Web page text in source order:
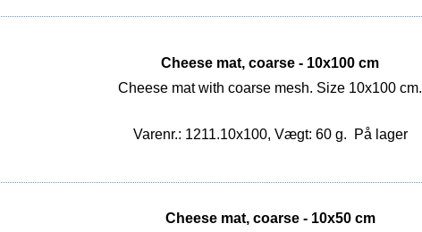
Cheese mat, coarse - 10x100 cm
Cheese mat with coarse mesh. Size 10x100 cm.
Varenr.: 1211.10x100, Vægt: 60 g. På lager
Cheese mat, coarse - 10x50 cm